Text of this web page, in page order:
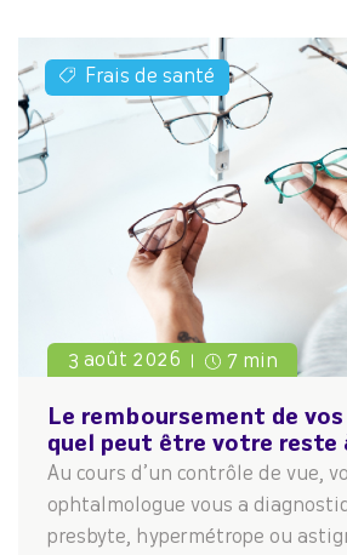
Frais de santé
3 août 2026 7 min
Le remboursement de
quel peut être votre reste
Au cours d’un contrôle de vue,
ophtalmologue vous a
presbyte, hypermétrope ou